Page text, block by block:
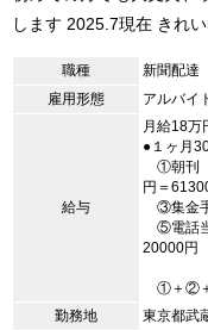
します 2025.7現在 きれ
職種
新聞配達
雇用形態
アルバイ
給与
月給18万
●１ヶ月
①朝刊
円＝
③集金
⑤電話
20000円
①＋②
勤務地
東京都武